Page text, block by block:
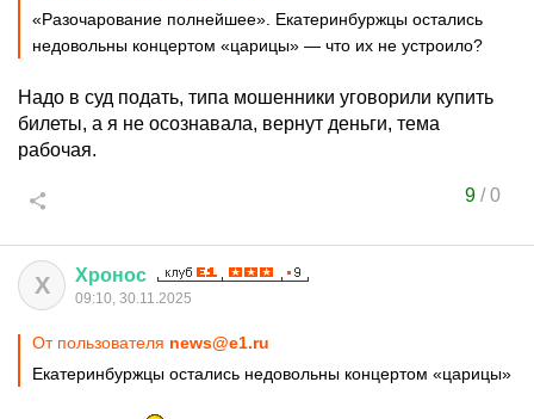
«Разочарование полнейшее». Екатеринбуржцы остались
недовольны концертом «царицы» — что их не устроило?
Надо в суд подать, типа мошенники уговорили купить
билеты, а я не осознавала, вернут деньги, тема
рабочая.
9/0
Х Хронос
09:10, 30.11.2025
От пользователя news@e1.ru
Екатеринбуржцы остались недовольны концертом «царицы»